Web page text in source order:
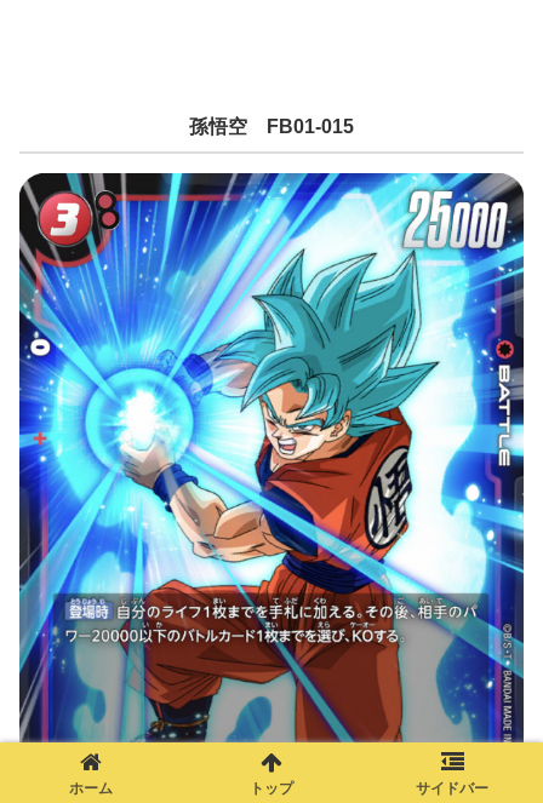
孫悟空 FB01-015
ホーム トップ サイドバー